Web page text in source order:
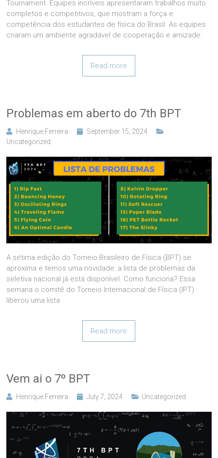
Tournament. Equipes incríveis apresentaram trabalhos muito
completos e competitivos, que mostram a força e
competência dos estudantes de física do Brasil. As equipes
criaram um ambiente agradável de cooperação e amizade.
Read more
Problemas em aberto do 7th BPT
Henrique Ferreira
September 15, 2024
Uncategorized
A sétima edição do Torneio Brasileiro de Física (BPT) se
aproxima e temos uma novidade: a lista de problemas da
seletiva nacional já está disponível. Como funciona? Essa
semana o comitê do Torneio Internacional de Física (IPT)
liberou uma lista
Read more
Vem ai o 7º BPT
Henrique Ferreira July 7, 2024 Uncategorized